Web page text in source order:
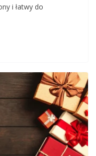
i łatwy do